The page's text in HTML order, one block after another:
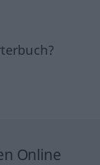
Online